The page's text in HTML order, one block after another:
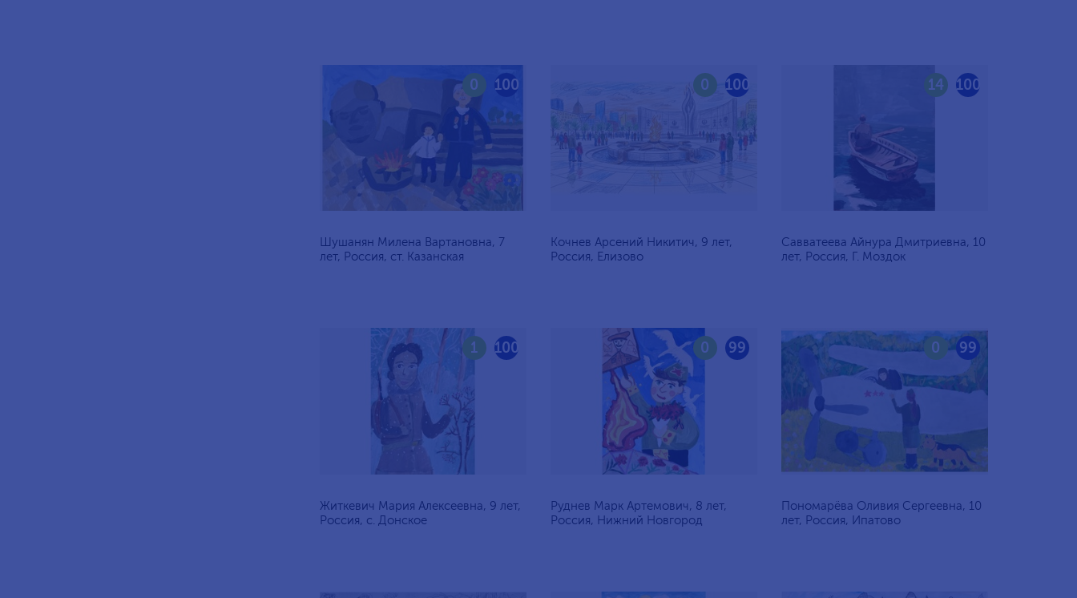
100
0
Шушанян Милена Вартановна, 7
лет, Россия, ст. Казанская
100
0
Кочнев Арсений Никитич, 9 лет,
Россия, Елизово
100
14
Савватеева Айнура Дмитриевна, 10
лет, Россия, Г. Моздок
100
1
Житкевич Мария Алексеевна, 9 лет,
Россия, c. Донское
99
0
Руднев Марк Артемович, 8 лет,
Россия, Нижний Новгород
99
0
Пономарёва Оливия Сергеевна, 10
лет, Россия, Ипатово